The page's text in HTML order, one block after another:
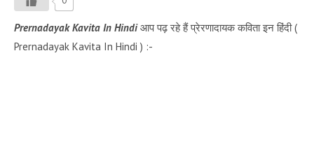
Prernadayak Kavita In Hindiआप पढ़ रहे हैं प्रेरणादायक कविता इन हिंदी (
Prernadayak Kavita In Hindi ) :-